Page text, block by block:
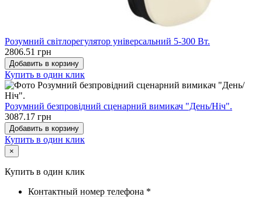
Розумний світлорегулятор універсальний 5-300 Вт.
2806.51 грн
Добавить в корзину
Купить в один клик
Розумний безпровідний сценарний вимикач "День/Ніч".
3087.17 грн
Добавить в корзину
Купить в один клик
×
Купить в один клик
Контактный номер телефона *